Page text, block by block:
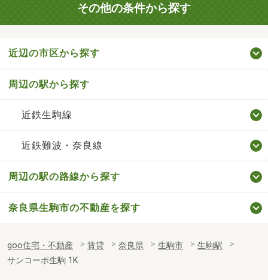
その他の条件から探す
近辺の市区から探す
周辺の駅から探す
近鉄生駒線
近鉄難波・奈良線
周辺の駅の路線から探す
奈良県生駒市の不動産を探す
goo住宅・不動産 賃貸 奈良県 生駒市
生駒駅
サンコーポ生駒 1K